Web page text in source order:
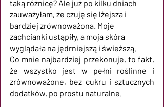
taką różnicę? Ale już po kilku dniach
zauważyłam, że czuję się lżejsza i
bardziej zrównoważona. Moje
zachcianki ustąpiły, a moja skóra
wyglądała na jędrniejszą i świeższą.
Co mnie najbardziej przekonuje, to fakt,
że wszystko jest w pełni roślinne i
zrównoważone, bez cukru i sztucznych
dodatków, po prostu naturalne.